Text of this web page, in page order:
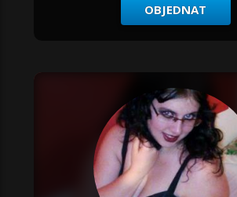
OBJEDNAT